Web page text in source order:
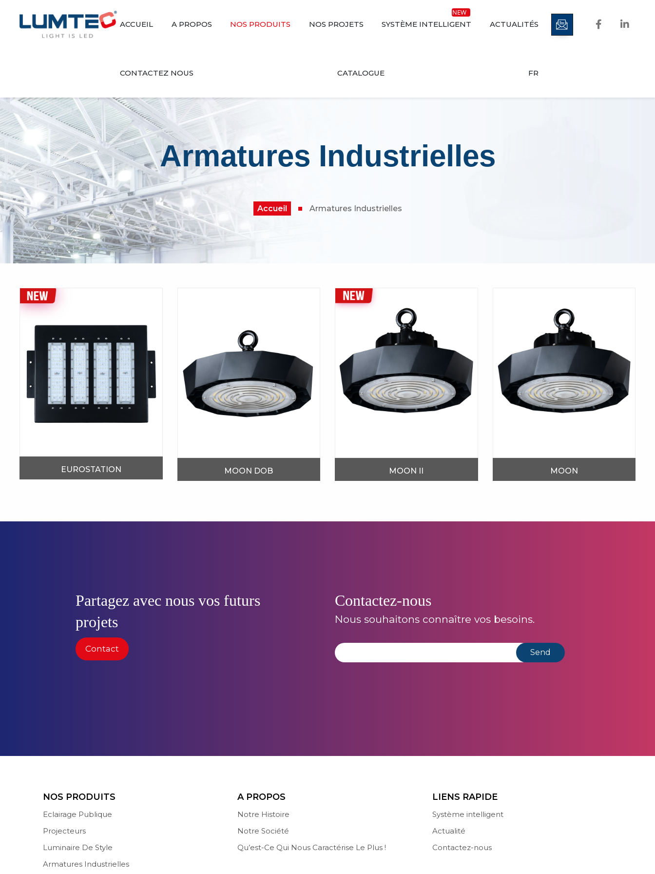
ACCUEIL A PROPOS NOS PRODUITS NOS PROJETS SYSTÈME INTELLIGENT ACTUALITÉS
CONTACTEZ NOUS CATALOGUE FR
Armatures Industrielles
Accueil Armatures Industrielles
EUROSTATION MOON DOB MOON II MOON
Partagez avec nous vos futurs
projets
Contact
Contactez-nous
Nous souhaitons connaître vos besoins.
NOS PRODUITS
Eclairage Publique
Projecteurs
Luminaire De Style
Armatures Industrielles
A PROPOS
Notre Histoire
Notre Société
Qu’est-Ce Qui Nous Caractérise Le Plus !
LIENS RAPIDE
Système intelligent
Actualité
Contactez-nous